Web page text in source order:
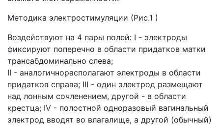
Методика электростимуляции (Рис.1 )
Воздействуют на 4 пары полей: I - электроды
фиксируют поперечно в области придатков матки
трансабдоминально слева;
II - аналогичнорасполагают электроды в области
придатков справа; III - один электрод размещают
над лонным сочленением, другой - в области
крестца; IV - полостной одноразовый вагинальный
электрод вводят во влагалище, а другой (обычный)